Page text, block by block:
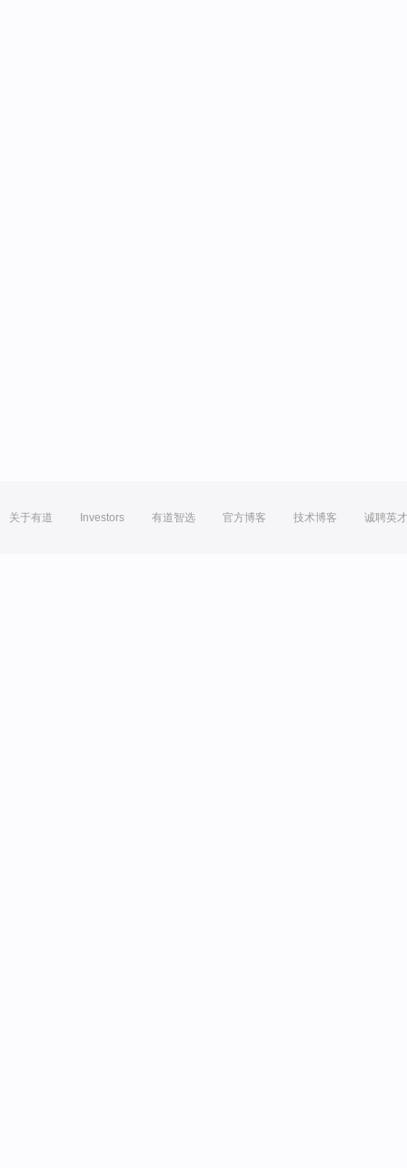
关于有道 Investors 有道智选 官方博客 技术博客 诚聘英才